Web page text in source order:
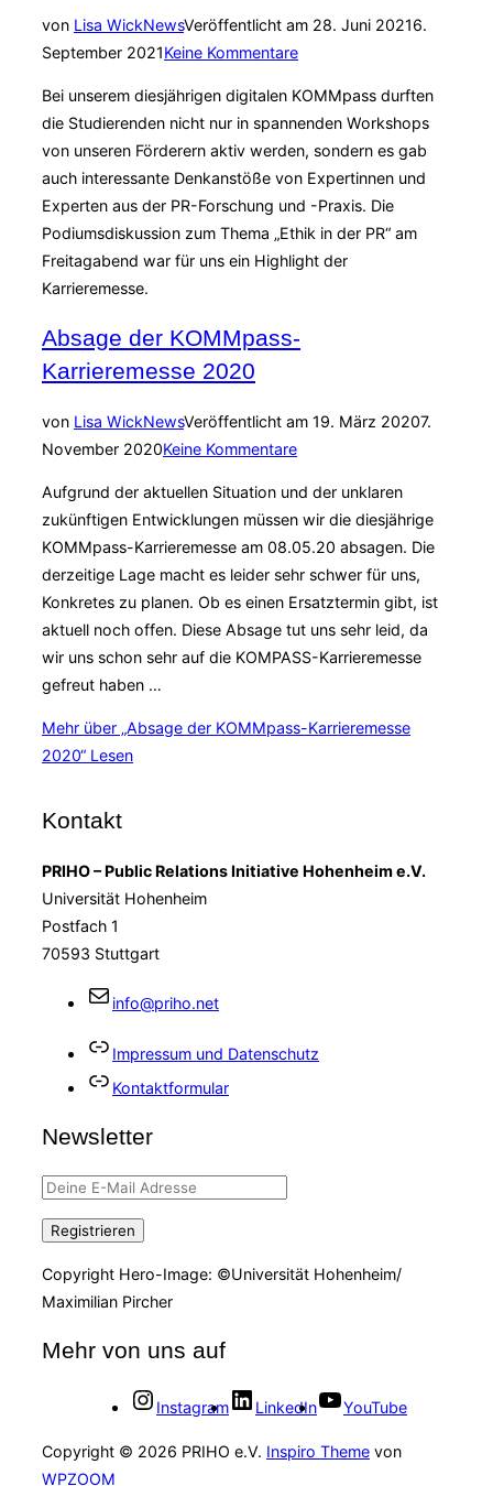
von Lisa WickNewsVeröffentlicht am 28. Juni 20216.
September 2021Keine Kommentare
Bei unserem diesjährigen digitalen KOMMpass durften
die Studierenden nicht nur in spannenden Workshops
von unseren Förderern aktiv werden, sondern es gab
auch interessante Denkanstöße von Expertinnen und
Experten aus der PR-Forschung und -Praxis. Die
Podiumsdiskussion zum Thema „Ethik in der PR“ am
Freitagabend war für uns ein Highlight der
Karrieremesse.
Absage der KOMMpass-
Karrieremesse 2020
von Lisa WickNewsVeröffentlicht am 19. März 20207.
November 2020Keine Kommentare
Aufgrund der aktuellen Situation und der unklaren
zukünftigen Entwicklungen müssen wir die diesjährige
KOMMpass-Karrieremesse am 08.05.20 absagen. Die
derzeitige Lage macht es leider sehr schwer für uns,
Konkretes zu planen. Ob es einen Ersatztermin gibt, ist
aktuell noch offen. Diese Absage tut uns sehr leid, da
wir uns schon sehr auf die KOMPASS-Karrieremesse
gefreut haben …
Mehr über „Absage der KOMMpass-Karrieremesse
2020“ Lesen
Kontakt
PRIHO – Public Relations Initiative Hohenheim e.V.
Universität Hohenheim
Postfach 1
70593 Stuttgart
info@priho.net
Impressum und Datenschutz
Kontaktformular
Newsletter
Copyright Hero-Image: ©Universität Hohenheim/
Maximilian Pircher
Mehr von uns auf
Instagram LinkedIn YouTube
Copyright © 2026 PRIHO e.V. Inspiro Theme von
WPZOOM